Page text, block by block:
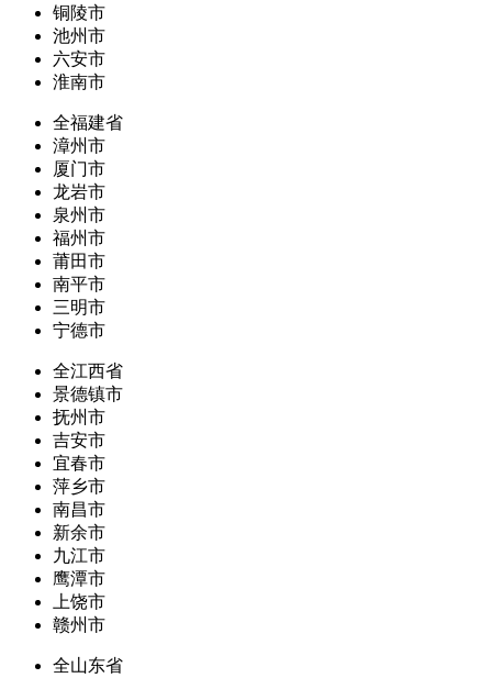
铜陵市
池州市
六安市
淮南市
全福建省
漳州市
厦门市
龙岩市
泉州市
福州市
莆田市
南平市
三明市
宁德市
全江西省
景德镇市
抚州市
吉安市
宜春市
萍乡市
南昌市
新余市
九江市
鹰潭市
上饶市
赣州市
全山东省